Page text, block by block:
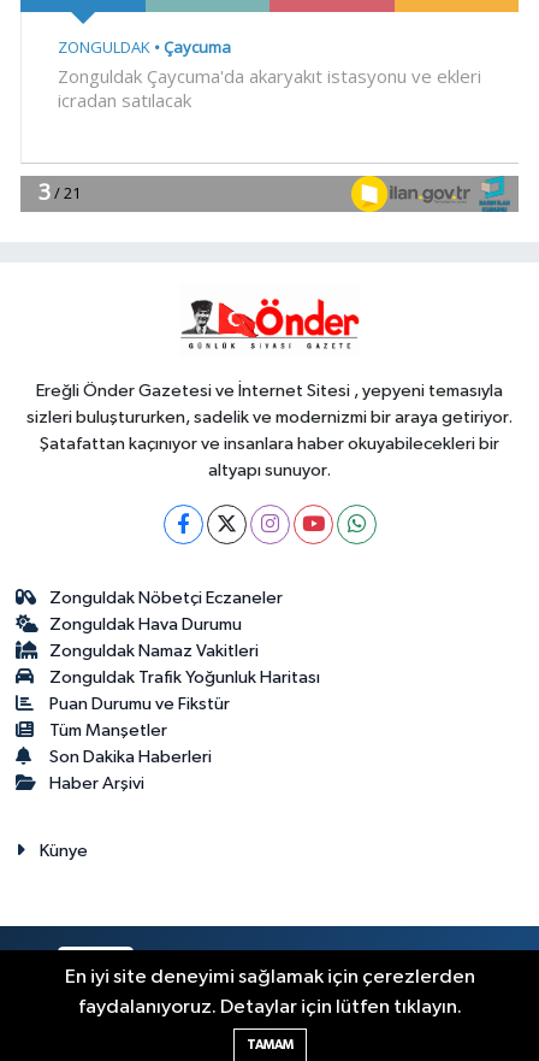
16:44Adalet Bakanı Gürlek:
incelenecek
Genel
Sinan Hano'dan OGC'ye ziyaret
Ereğli Önder Gazetesi ve İnternet Sitesi , yepyeni temasıyla
sizleri buluştururken, sadelik ve modernizmi bir araya getiriyor.
Şatafattan kaçınıyor ve insanlara haber okuyabilecekleri bir
altyapı sunuyor.
Zonguldak Nöbetçi Eczaneler
Zonguldak Hava Durumu
Zonguldak Namaz Vakitleri
Zonguldak Trafik Yoğunluk Haritası
Puan Durumu ve Fikstür
Tüm Manşetler
Son Dakika Haberleri
Haber Arşivi
Künye
RSS Copyright © 2023. Her hakkı saklıdır.
Haber Yazılımı:
En iyi site deneyimi sağlamak için çerezlerden
faydalanıyoruz. Detaylar için lütfen tıklayın.
TAMAM